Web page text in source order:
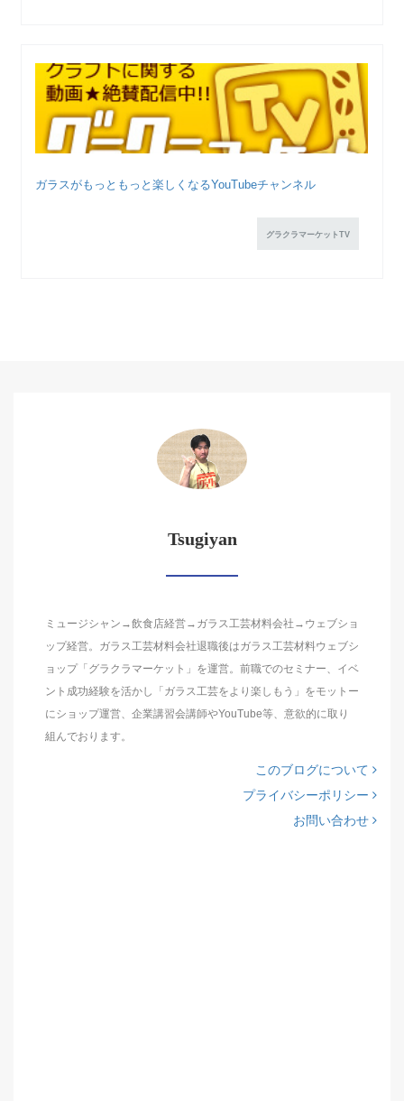
ガラスがもっともっと楽しくなるYouTubeチャンネル
グラクラマーケットTV
Tsugiyan
ミュージシャン→飲食店経営→ガラス工芸材料会社→ウェブショ
ップ経営。ガラス工芸材料会社退職後はガラス工芸材料ウェブシ
ョップ「グラクラマーケット」を運営。前職でのセミナー、イベ
ント成功経験を活かし「ガラス工芸をより楽しもう」をモットー
にショップ運営、企業講習会講師やYouTube等、意欲的に取り
組んでおります。
このブログについて
プライバシーポリシー
お問い合わせ